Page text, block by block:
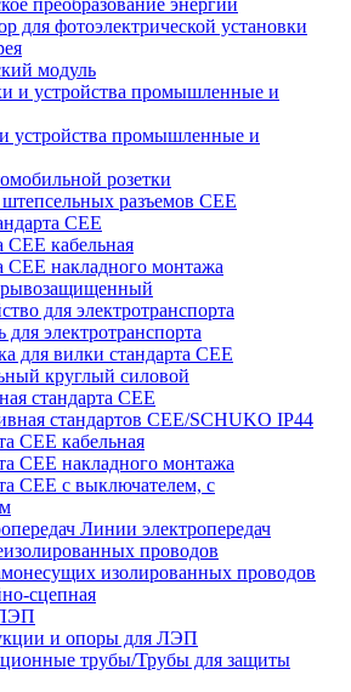
преобразование энергии
для фотоэлектрической установки
модуль
устройства промышленные и
розетки
разъемов CEE
CEE
CEE кабельная
CEE накладного монтажа
для электротранспорта
для электротранспорта
для вилки стандарта CEE
круглый силовой
стандарта CEE
стандартов CEE/SCHUKO IP44
СЕЕ кабельная
СЕЕ накладного монтажа
СЕЕ с выключателем, с
Линии электропередач
проводов
изолированных проводов
сцепная
и опоры для ЛЭП